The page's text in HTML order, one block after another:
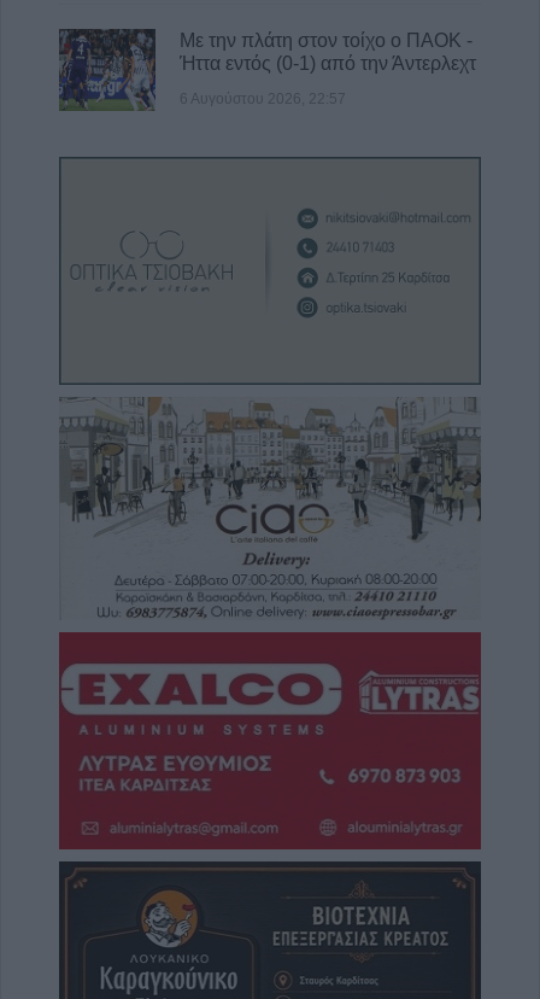
Με την πλάτη στον τοίχο ο ΠΑΟΚ -
Ήττα εντός (0-1) από την Άντερλεχτ
6 Αυγούστου 2026, 22:57